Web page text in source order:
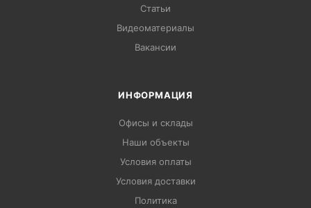
Статьи
Видеоматериалы
Вакансии
ИНФОРМАЦИЯ
Офисы и склады
Наши объекты
Условия оплаты
Условия доставки
Политика